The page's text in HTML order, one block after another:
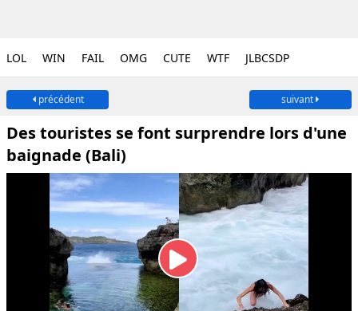
LOL WIN FAIL OMG CUTE WTF JLBCSDP
précédent suivant
Des touristes se font surprendre lors d'une
baignade (Bali)